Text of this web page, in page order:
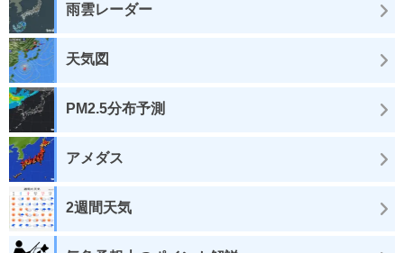
雨雲レーダー
天気図
PM2.5分布予測
アメダス
2週間天気